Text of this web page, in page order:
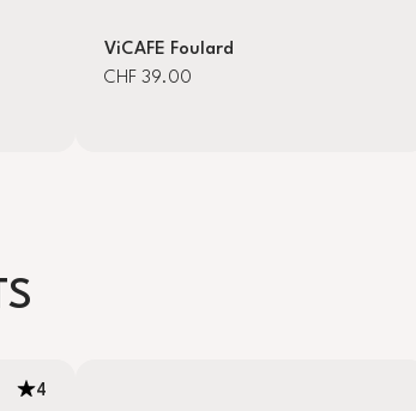
ViCAFE Foulard
CHF 39.00
4